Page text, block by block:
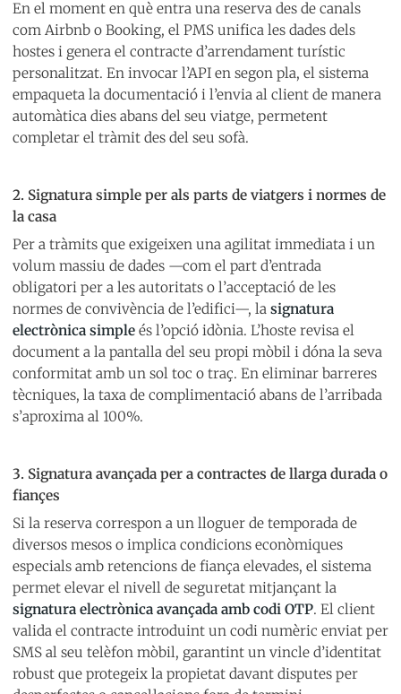
En el moment en què entra una reserva des de canals
com Airbnb o Booking, el PMS unifica les dades dels
hostes i genera el contracte d’arrendament turístic
personalitzat. En invocar l’API en segon pla, el sistema
empaqueta la documentació i l’envia al client de manera
automàtica dies abans del seu viatge, permetent
completar el tràmit des del seu sofà.
2. Signatura simple per als parts de viatgers i normes de
la casa
Per a tràmits que exigeixen una agilitat immediata i un
volum massiu de dades —com el part d’entrada
obligatori per a les autoritats o l’acceptació de les
normes de convivència de l’edifici—, la signatura
electrònica simple és l’opció idònia. L’hoste revisa el
document a la pantalla del seu propi mòbil i dóna la seva
conformitat amb un sol toc o traç. En eliminar barreres
tècniques, la taxa de complimentació abans de l’arribada
s’aproxima al 100%.
3. Signatura avançada per a contractes de llarga durada o
fiançes
Si la reserva correspon a un lloguer de temporada de
diversos mesos o implica condicions econòmiques
especials amb retencions de fiança elevades, el sistema
permet elevar el nivell de seguretat mitjançant la
signatura electrònica avançada amb codi OTP. El client
valida el contracte introduint un codi numèric enviat per
SMS al seu telèfon mòbil, garantint un vincle d’identitat
robust que protegeix la propietat davant disputes per